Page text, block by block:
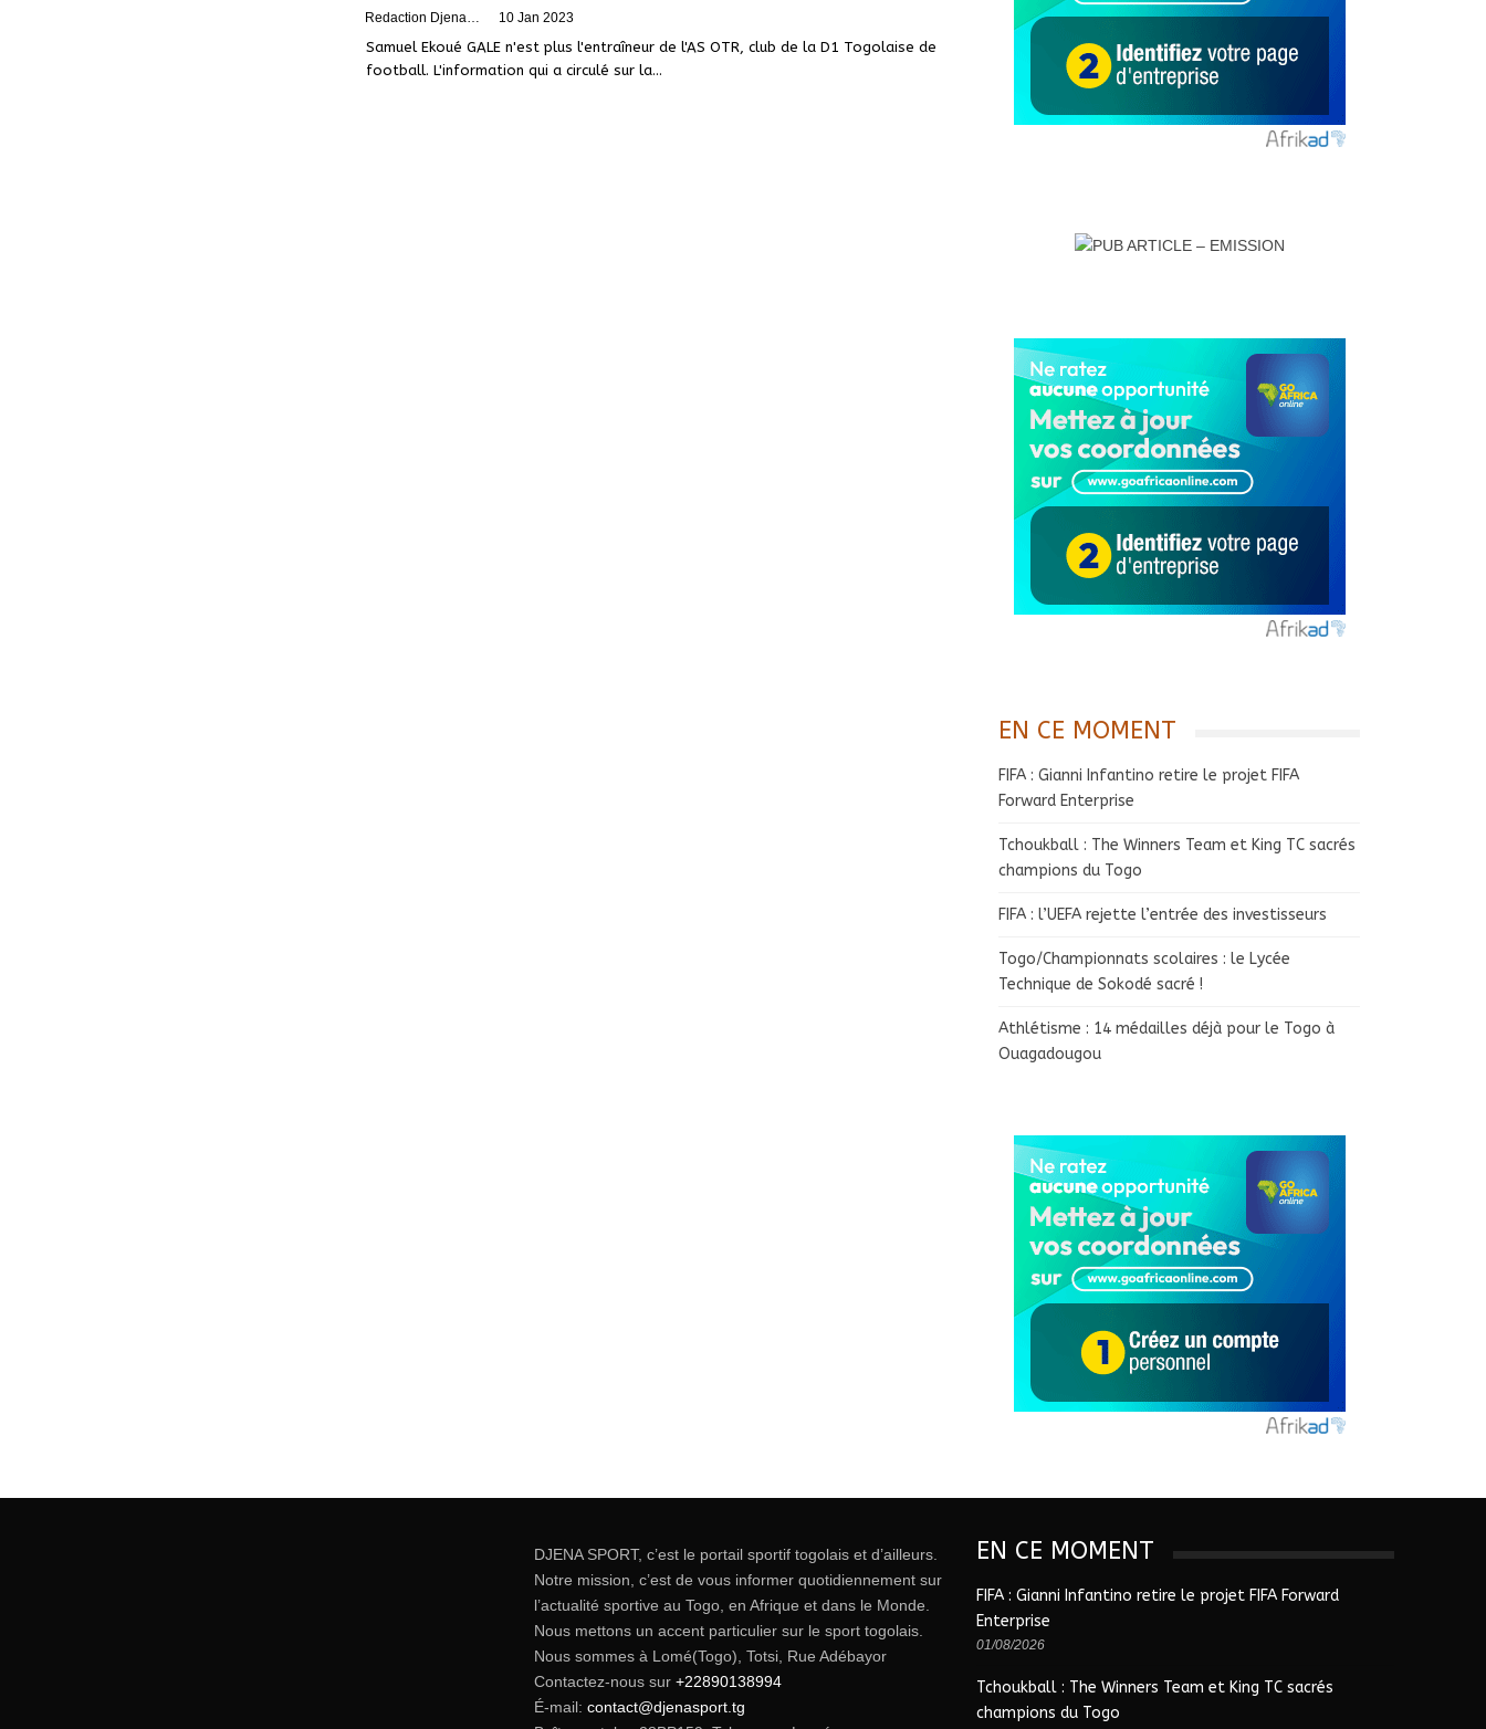
10 Jan 2023
Samuel Ekoué GALE n'est plus l'entraîneur de l'AS OTR, club de la D1 Togolaise de
football. L'information qui a circulé sur la…
EN CE MOMENT
FIFA : Gianni Infantino retire le projet FIFA
Forward Enterprise
Tchoukball : The Winners Team et King TC sacrés
champions du Togo
FIFA : l’UEFA rejette l’entrée des investisseurs
Togo/Championnats scolaires : le Lycée
Technique de Sokodé sacré !
Athlétisme : 14 médailles déjà pour le Togo à
Ouagadougou
DJENA SPORT, c’est le portail sportif togolais et d’ailleurs.
Notre mission, c’est de vous informer quotidiennement sur
l’actualité sportive au Togo, en Afrique et dans le Monde.
Nous mettons un accent particulier sur le sport togolais.
Nous sommes à Lomé(Togo), Totsi, Rue Adébayor
Contactez-nous sur +22890138994
É-mail: contact@djenasport.tg
EN CE MOMENT
FIFA : Gianni Infantino retire le projet FIFA Forward
Enterprise
01/08/2026
Tchoukball : The Winners Team et King TC sacrés
champions du Togo